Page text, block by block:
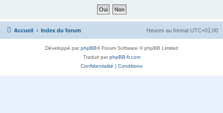
Accueil Index du forum Heures au format UTC+01:00
Développé parphpBB® Forum Software © phpBB Limited
Traduit parphpBB-fr.com
Confidentialité | Conditions